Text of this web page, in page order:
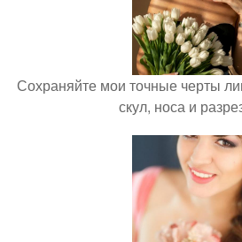
Сохраняйте мои точные черты
скул, носа и